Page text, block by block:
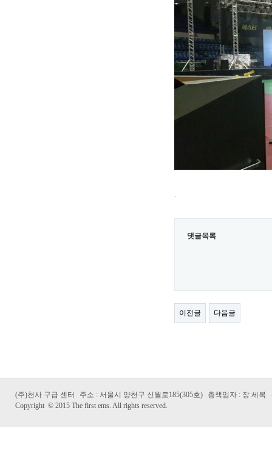
.
댓글목록
이전글 다음글
(주)천사 구급 센터 주소 : 서울시 양천구 신월로185(305호) 총책임자 : 장 세복
Copyright © 2015 The first ems. All rights reserved.